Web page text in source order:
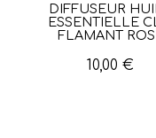
Aperçu
DIFFUSEUR
ESSENTIELLE
FLAMANT
10,00 €